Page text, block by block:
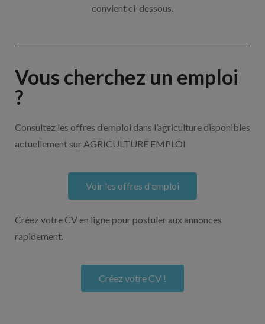
convient ci-dessous.
Vous cherchez un emploi
?
Consultez les offres d’emploi dans l’agriculture disponibles
actuellement sur AGRICULTURE EMPLOI
Voir les offres d'emploi
Créez votre CV en ligne pour postuler aux annonces
rapidement.
Créez votre CV !